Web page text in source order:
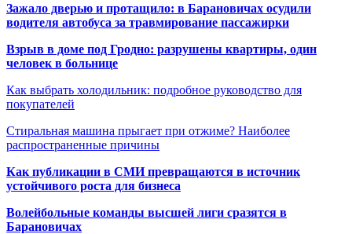
Зажало дверью и протащило: в Барановичах осудили
водителя автобуса за травмирование пассажирки
Взрыв в доме под Гродно: разрушены квартиры, один
человек в больнице
Как выбрать холодильник: подробное руководство для
покупателей
Стиральная машина прыгает при отжиме? Наиболее
распространенные причины
Как публикации в СМИ превращаются в источник
устойчивого роста для бизнеса
Волейбольные команды высшей лиги сразятся в
Барановичах